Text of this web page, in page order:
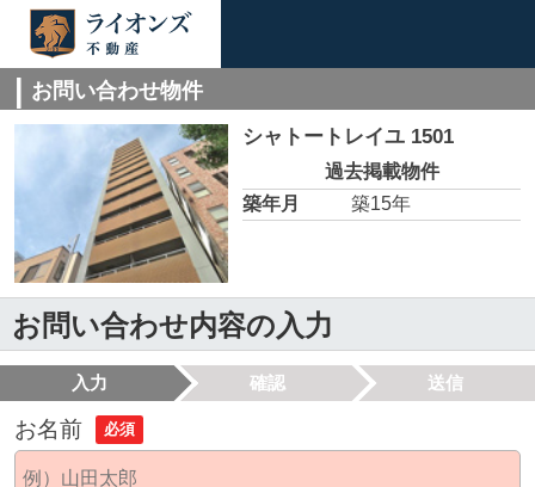
お問い合わせ物件
シャトートレイユ 1501
過去掲載物件
築年月
築15年
お問い合わせ内容の入力
入力 確認 送信
お名前 必須